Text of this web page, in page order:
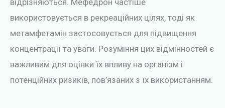
відрізняються. Мефедрон частіше
використовується в рекреаційних цілях, тоді як
метамфетамін застосовується для підвищення
концентрації та уваги. Розуміння цих відмінностей є
важливим для оцінки їх впливу на організм і
потенційних ризиків, пов’язаних з їх використанням.